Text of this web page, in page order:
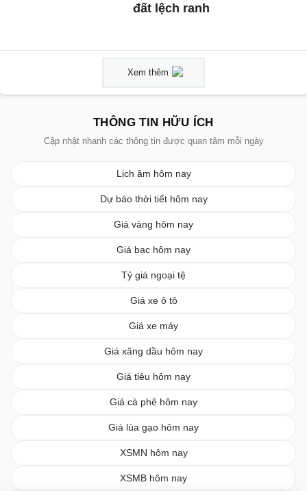
đất lệch ranh
Xem thêm
THÔNG TIN HỮU ÍCH
Cập nhật nhanh các thông tin được quan tâm mỗi ngày
Lịch âm hôm nay
Dự báo thời tiết hôm nay
Giá vàng hôm nay
Giá bạc hôm nay
Tỷ giá ngoại tệ
Giá xe ô tô
Giá xe máy
Giá xăng dầu hôm nay
Giá tiêu hôm nay
Giá cà phê hôm nay
Giá lúa gạo hôm nay
XSMN hôm nay
XSMB hôm nay